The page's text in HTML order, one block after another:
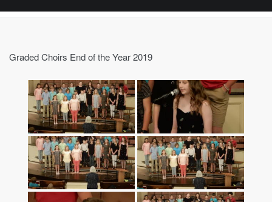
Graded Choirs End of the Year 2019